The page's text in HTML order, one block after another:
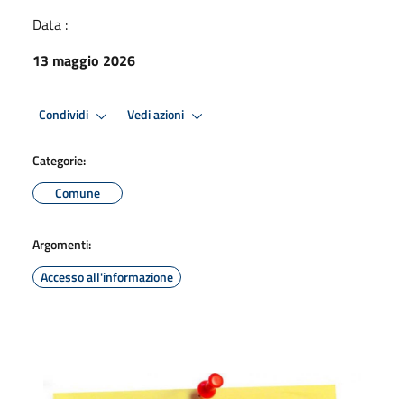
Data :
13 maggio 2026
Condividi Vedi azioni
Categorie:
Comune
Argomenti:
Accesso all'informazione